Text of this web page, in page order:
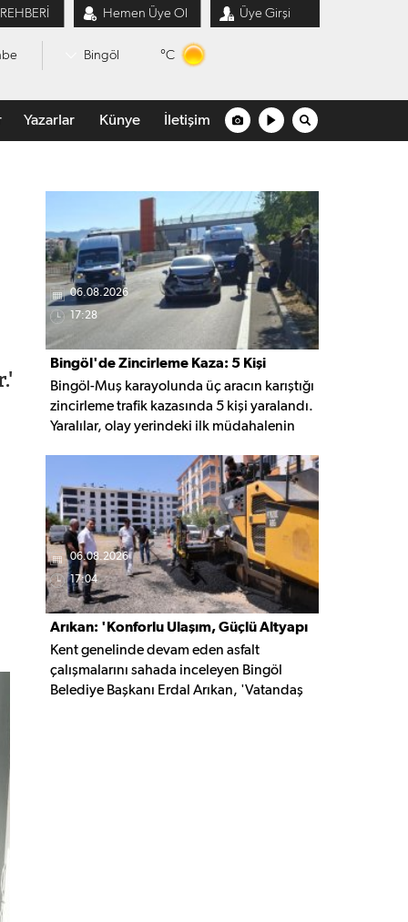
Hemen Üye Ol Üye Girşi
Bingöl °C
Yazarlar Künye İletişim
06.08.2026
17:28
Bingöl'de Zincirleme Kaza: 5 Kişi
Yaralandı
Bingöl-Muş karayolunda üç aracın karıştığı
zincirleme trafik kazasında 5 kişi yaralandı.
Yaralılar, olay yerindeki ilk müdahalenin
06.08.2026
17:04
Arıkan: 'Konforlu Ulaşım, Güçlü Altyapı
İçin Çalışıyoruz'
Kent genelinde devam eden asfalt
çalışmalarını sahada inceleyen Bingöl
Belediye Başkanı Erdal Arıkan, 'Vatandaş